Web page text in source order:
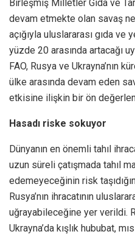
Birleşmiş Milletler Gıda ve
devam etmekte olan savaş
açığıyla uluslararası gıda ve
yüzde 20 arasında artacağı
FAO, Rusya ve Ukrayna’nın
ülke arasında devam eden
etkisine ilişkin bir ön
Hasadı riske sokuyor
Dünyanın en önemli tahıl
uzun süreli çatışmada tahıl
edemeyeceğinin risk
Rusya’nın ihracatının
uğrayabileceğine yer verildi.
Ukrayna’da kışlık hububat,